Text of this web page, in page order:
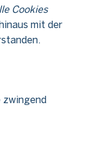
Cookies
mit der
zwingend
(zum